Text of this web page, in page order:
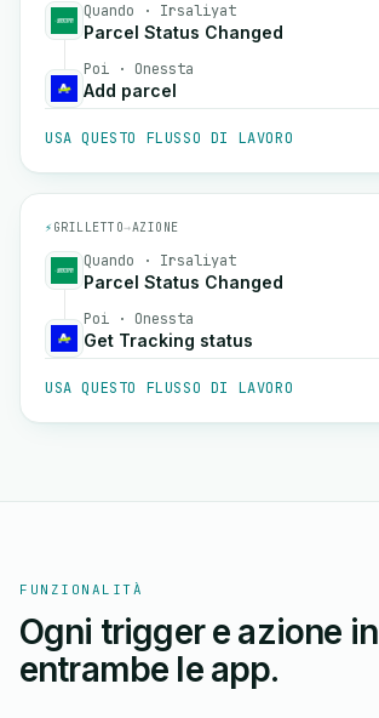
Quando · Irsaliyat
Parcel Status Changed
Poi · Onessta
Add parcel
USA QUESTO FLUSSO DI LAVORO
⚡ GRILLETTO→AZIONE
Quando · Irsaliyat
Parcel Status Changed
Poi · Onessta
Get Tracking status
USA QUESTO FLUSSO DI LAVORO
FUNZIONALITÀ
Ogni trigger e azione in
entrambe le app.